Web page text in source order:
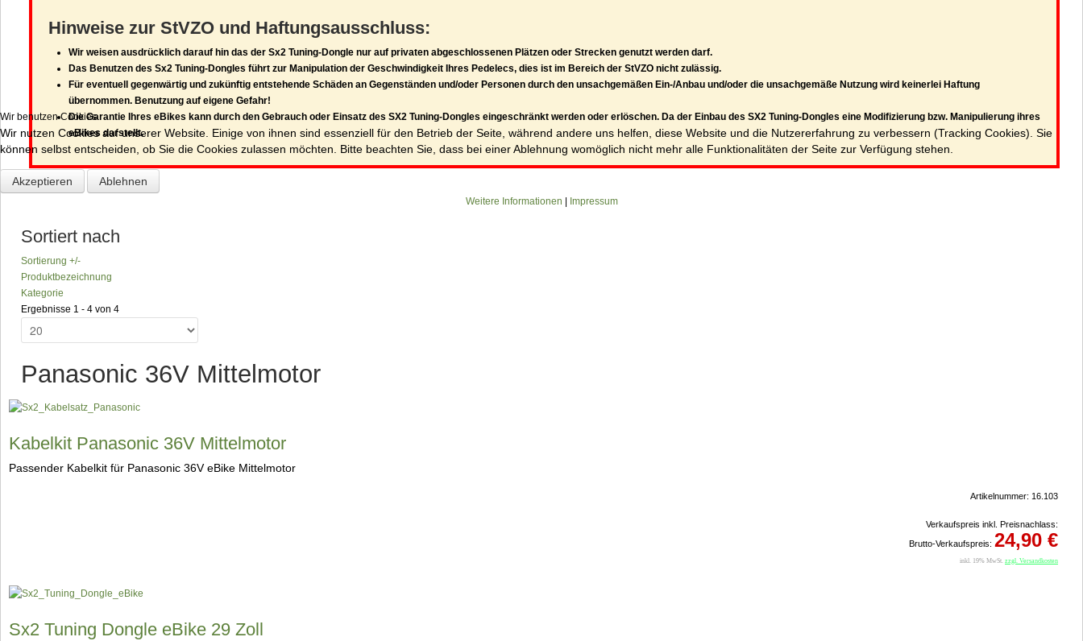
Hinweise zur StVZO und Haftungsausschluss:
Wir weisen ausdrücklich darauf hin das der Sx2 Tuning-Dongle nur auf privaten abgeschlossenen Plätzen oder Strecken genutzt werden darf.
Das Benutzen des Sx2 Tuning-Dongles führt zur Manipulation der Geschwindigkeit Ihres Pedelecs, dies ist im Bereich der StVZO nicht zulässig.
Für eventuell gegenwärtig und zukünftig entstehende Schäden an Gegenständen und/oder Personen durch den unsachgemäßen Ein-/Anbau und/oder die unsachgemäße Nutzung wird keinerlei Haftung
übernommen. Benutzung auf eigene Gefahr!
Die Garantie Ihres eBikes kann durch den Gebrauch oder Einsatz des SX2 Tuning-Dongles eingeschränkt werden oder erlöschen. Da der Einbau des SX2 Tuning-Dongles eine Modifizierung bzw. Manipulierung ihres
eBikes darstellt.
Sortiert nach
Sortierung +/-
Produktbezeichnung
Kategorie
Ergebnisse 1 - 4 von 4
Panasonic 36V Mittelmotor
Kabelkit Panasonic 36V Mittelmotor
Passender Kabelkit für Panasonic 36V eBike Mittelmotor
Artikelnummer: 16.103
Verkaufspreis inkl. Preisnachlass:
Brutto-Verkaufspreis: 24,90 €
inkl. 19% MwSt. zzgl. Versandkosten
Sx2 Tuning Dongle eBike 29 Zoll
Wir benutzen Cookies
Wir nutzen Cookies auf unserer Website. Einige von ihnen sind essenziell für den Betrieb der Seite, während andere uns helfen, diese Website und die Nutzererfahrung zu verbessern (Tracking Cookies). Sie
können selbst entscheiden, ob Sie die Cookies zulassen möchten. Bitte beachten Sie, dass bei einer Ablehnung womöglich nicht mehr alle Funktionalitäten der Seite zur Verfügung stehen.
Akzeptieren Ablehnen
Weitere Informationen | Impressum